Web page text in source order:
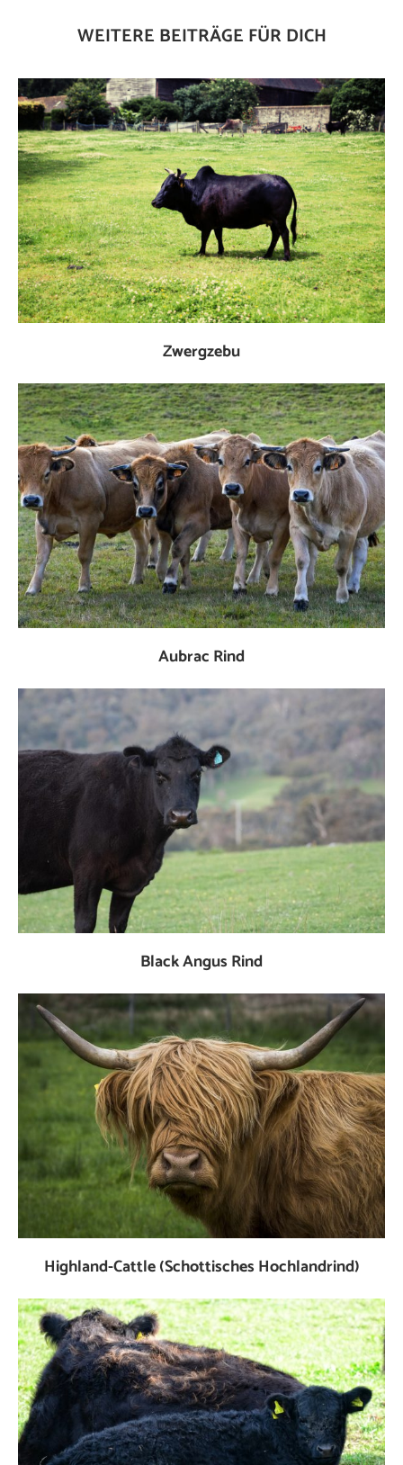
WEITERE BEITRÄGE FÜR DICH
Zwergzebu
Aubrac Rind
Black Angus Rind
Highland-Cattle (Schottisches Hochlandrind)